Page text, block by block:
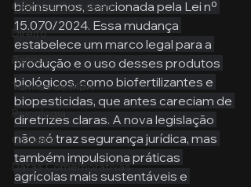
Ciências Contábeis
Direito
Bancos
Turmas de MBA
Psicologia
Cidades
Datas Comemorativas
bioinsumos, sancionada pela Lei nº
15.070/2024. Essa mudança
estabelece um marco legal para a
produção e o uso desses produtos
biológicos, como biofertilizantes e
biopesticidas, que antes careciam de
diretrizes claras. A nova legislação
não só traz segurança jurídica, mas
também impulsiona práticas
agrícolas mais sustentáveis e